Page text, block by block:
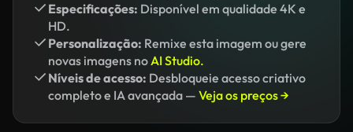
Especificações: Disponível em qualidade 4K e
HD.
Personalização: Remixe esta imagem ou gere
novas imagens noAI Studio.
Níveis de acesso: Desbloqueie acesso criativo
completo e IA avançada — Veja os preços →